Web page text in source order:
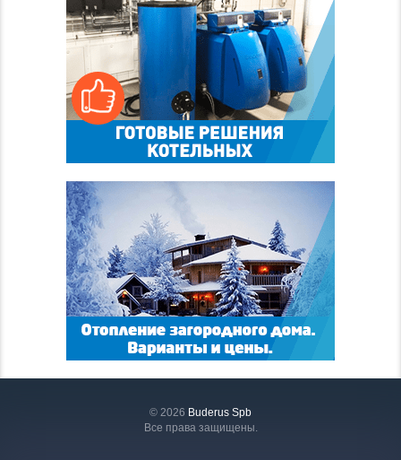
© 2026 Buderus Spb
Все права защищены.